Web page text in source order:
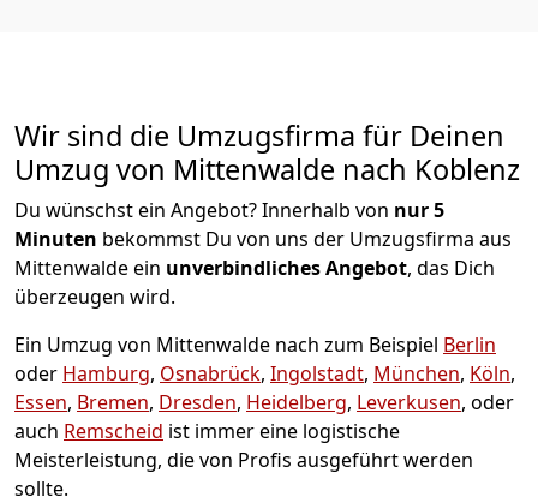
Wir sind die Umzugsfirma für Deinen
Umzug von Mittenwalde nach Koblenz
Du wünschst ein Angebot? Innerhalb von nur 5
Minuten bekommst Du von uns der Umzugsfirma aus
Mittenwalde ein unverbindliches Angebot, das Dich
überzeugen wird.
Ein Umzug von Mittenwalde nach zum Beispiel Berlin
oder Hamburg, Osnabrück, Ingolstadt, München, Köln,
Essen, Bremen, Dresden, Heidelberg, Leverkusen, oder
auch Remscheid ist immer eine logistische
Meisterleistung, die von Profis ausgeführt werden
sollte.